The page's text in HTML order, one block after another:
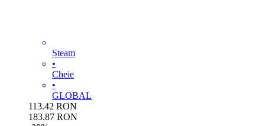
Steam
•
Cheie
•
GLOBAL
113.42 RON
183.87 RON